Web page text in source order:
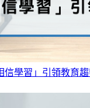
信學習」引領教育